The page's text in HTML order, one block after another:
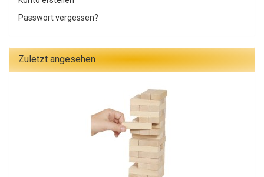
Passwort vergessen?
Zuletzt angesehen